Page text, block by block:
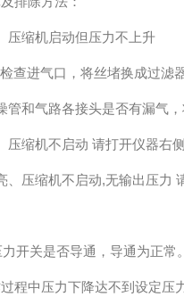
压缩机启动但压力不上升
查进气口，将丝堵换成过滤
管和气路各接头是否有漏
压缩机不启动 请打开仪器
、压缩机不启动,无输出压
力开关是否导通，导通为
程中压力下降达不到设定